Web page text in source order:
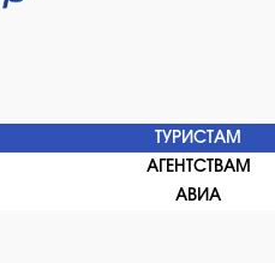
ТУРИСТАМ
АГЕНТСТВАМ
АВИА